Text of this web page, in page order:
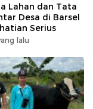
Lahan dan Tata
Desa di Barsel
Serius
lalu